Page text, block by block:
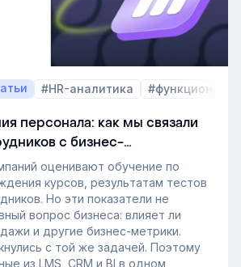
коммерческого директора
для подкаста HR4People.
#HR-аналитика #функционал
персонала: как мы связали
с бизнес-
оценивают обучение по
курсов, результатам тестов
Но эти показатели не
вопрос бизнеса: влияет ли
и другие бизнес-метрики.
с той же задачей. Поэтому
из LMS, CRM и BI в одном